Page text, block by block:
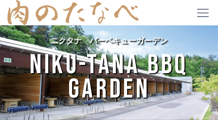
ニクタナ バーベキューガーデン
NIKU-TANA BBQ
GARDEN